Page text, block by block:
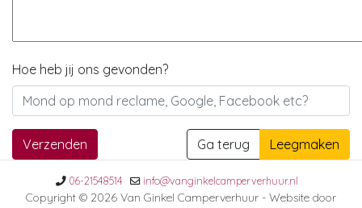
Hoe heb jij ons gevonden?
Verzenden Ga terug Leegmaken
06-21548514 info@vanginkelcamperverhuur.nl
Copyright © 2026 Van Ginkel Camperverhuur - Website door